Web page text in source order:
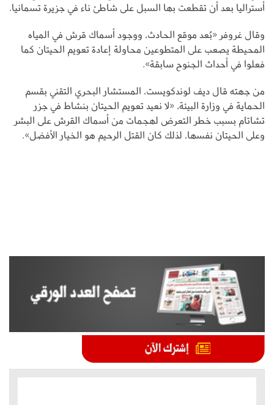
أستراليا بعد أن تقطعت بها السبل على شاطئ ناء في جزيرة تسمانيا.
وقال غروفر «بُعد موقع الحادث، ووجود أسماك قرش في المياه
المحيطة يصعب على المتطوعين محاولة إعادة تعويم الحيتان كما
فعلوا في أحداث الجنوح سابقة».
من جهته قال ديف لوندكويست، المستشار البحري التقني بقسم
الحماية في وزارة البيئة، «لا نعيد تعويم الحيتان بنشاط في جزر
تشاتام بسبب خطر التعرض لهجمات من أسماك القرش على البشر
وعلى الحيتان نفسها، لذلك كان القتل الرحيم هو الخيار الأفضل».